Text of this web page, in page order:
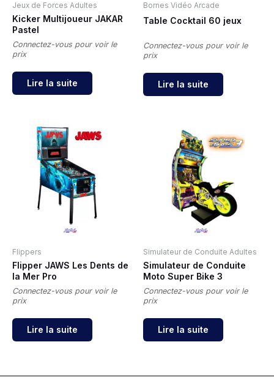
Jeux de Forces Adultes
Kicker Multijoueur JAKAR
Pastel
Connectez-vous pour voir le
prix
Lire la suite
Bornes Vidéo Arcade
Table Cocktail 60 jeux
Connectez-vous pour voir le
prix
Lire la suite
Flippers
Flipper JAWS Les Dents de
la Mer Pro
Connectez-vous pour voir le
prix
Lire la suite
Simulateur de Conduite Adultes
Simulateur de Conduite
Moto Super Bike 3
Connectez-vous pour voir le
prix
Lire la suite